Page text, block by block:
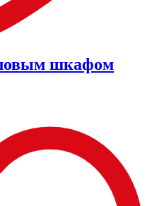
шкафом